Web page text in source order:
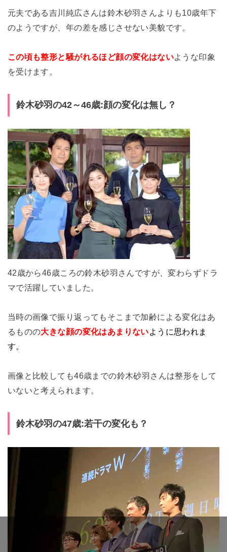
元夫である吉川純広さんは鈴木砂羽さんよりも10歳年下
のようですが、年の差を感じさせない美貌です。
この頃も整形と騒がれるほど顔の変化はないような印象
を受けます。
鈴木砂羽の42～46歳:顔の変化は無し？
42歳から46歳ころの鈴木砂羽さんですが、変わらずドラ
マで活躍していました。
当時の画像で振り返ってもそこまで加齢による変化はあ
るものの大きな顔の変化はあまりないように思われま
す。
画像と比較しても46歳までの鈴木砂羽さんは整形をして
いないと考えられます。
鈴木砂羽の47歳:若干の変化も？